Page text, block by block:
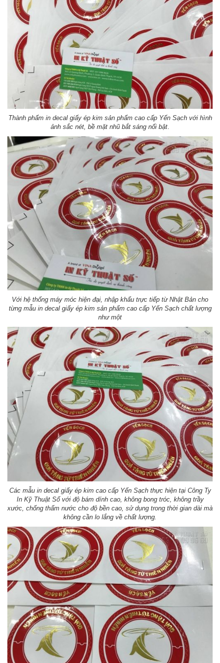
Thành phẩm in decal giấy ép kim sản phẩm cao cấp Yến Sạch với hình
ảnh sắc nét, bề mặt nhũ bắt sáng nổi bật
Với hệ thống máy móc hiện đại, nhập khẩu trực tiếp từ Nhật Bản cho
từng mẫu in decal giấy ép kim sản phẩm cao cấp Yến Sạch chất lượng
như một
Các mẫu in decal giấy ép kim cao cấp Yến Sạch thực hiện tại Công Ty
In Kỹ Thuật Số với độ bám dính cao, không bong tróc, không trầy
xước, chống thấm nước cho độ bền cao, sử dụng trong thời gian dài mà
không cần lo lắng về chất lượng.